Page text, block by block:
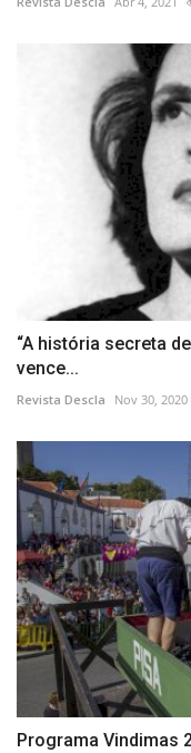
“A história secreta
vence...
Revista Descla Nov 30, 2020
Programa Vindimas